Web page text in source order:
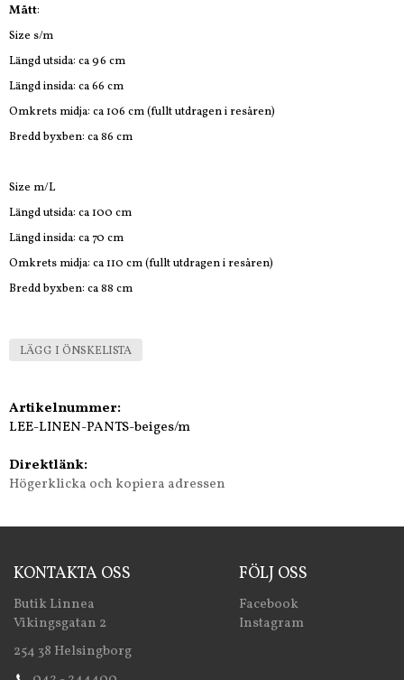
Mått:
Size s/m
Längd utsida: ca 96 cm
Längd insida: ca 66 cm
Omkrets midja: ca 106 cm (fullt utdragen i resåren)
Bredd byxben: ca 86 cm
Size m/L
Längd utsida: ca 100 cm
Längd insida: ca 70 cm
Omkrets midja: ca 110 cm (fullt utdragen i resåren)
Bredd byxben: ca 88 cm
LÄGG I ÖNSKELISTA
Artikelnummer:
LEE-LINEN-PANTS-beiges/m
Direktlänk:
Högerklicka och kopiera adressen
KONTAKTA OSS
Butik Linnea
Vikingsgatan 2
254 38 Helsingborg
FÖLJ OSS
Facebook
Instagram